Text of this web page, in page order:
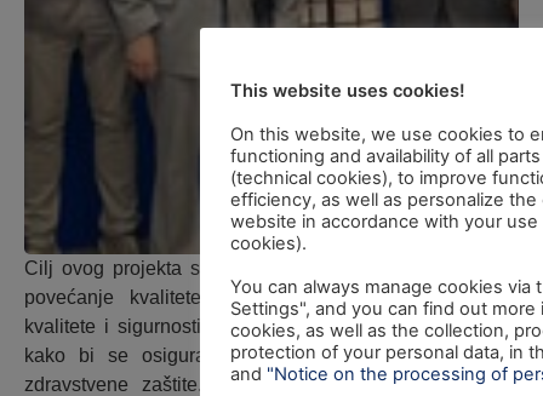
Cilj ovog projekta s proračunom od 188.889,00 eura je
povećanje kvalitete i sigurnosti krvi te dostupnosti,
kvalitete i sigurnosti tkiva i stanica za ljudsku primjenu,
kako bi se osigurala najveća moguća razina javno-
zdravstvene zaštite. Ciljna skupina ovog projekta su
This website uses cookies!
On this website, we use cookies to
functioning and availability of all
(technical cookies), to improve
efficiency, as well as personalize
website in accordance with your
cookies).
You can always manage cookies via
Settings", and you can find out
cookies, as well as the collection,
protection of your personal data, in
and "Notice on the processing of